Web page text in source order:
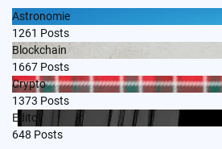
Astronomie
1261 Posts
Blockchain
1667 Posts
Crypto
1373 Posts
Edito
648 Posts